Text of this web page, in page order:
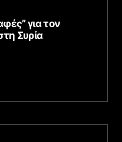
για τον
Συρία